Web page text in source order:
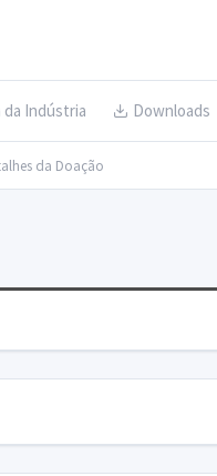
da Indústria Downloads
da Doação